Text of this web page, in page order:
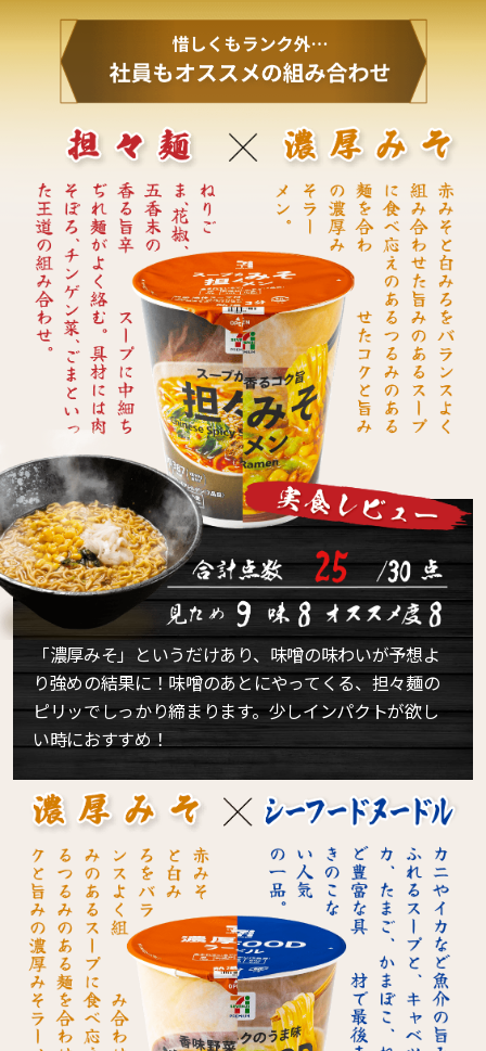
「nanaco(ナナコ)」と「nanacoギフト」は株式会社セブン・カー
ドサービスの登録商標です。
「nanacoギフト」は、株式会社セブン・カードサービスとの発行
許諾契約により、株式会社NTTカードソリューションが発行する
電子マネーギフトサービスです。
本キャンペーンについてのお問い合わせは株式会社セブン・カー
ドサービスではお受けしておりません。セブンプレミアム公式
Twitterキャンペーン事務局までお願いいたします。
「濃厚みそ」というだけあり、味噌の味わいが予想よ
り強めの結果に！味噌のあとにやってくる、担々麺の
ピリッでしっかり締まります。少しインパクトが欲し
い時におすすめ！